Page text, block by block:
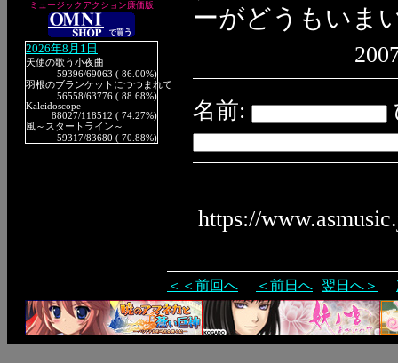
ミュージックアクション廉価版
2026年8月1日
天使の歌う小夜曲
59396/69063 ( 86.00%)
羽根のブランケットにつつまれて
56558/63776 ( 88.68%)
Kaleidoscope
88027/118512 ( 74.27%)
風～スタートライン～
59317/83680 ( 70.88%)
ーがどうもいま
名前:
https://
＜＜前回へ ＜前日へ 翌日へ＞